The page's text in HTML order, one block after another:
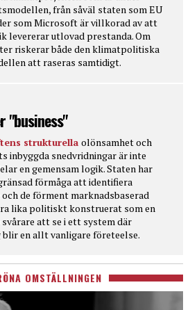
från såväl staten som EU
som Microsoft är villkorad av att
levererar utlovad prestanda. Om
riskerar både den klimatpolitiska
att raseras samtidigt.
"business"
strukturella olönsamhet och
inbyggda snedvridningar är inte
en gemensam logik. Staten har
förmåga att identifiera
de förment marknadsbaserad
lika politiskt konstruerat som en
att se i ett system där
blir en allt vanligare företeelse.
OMSTÄLLNINGEN